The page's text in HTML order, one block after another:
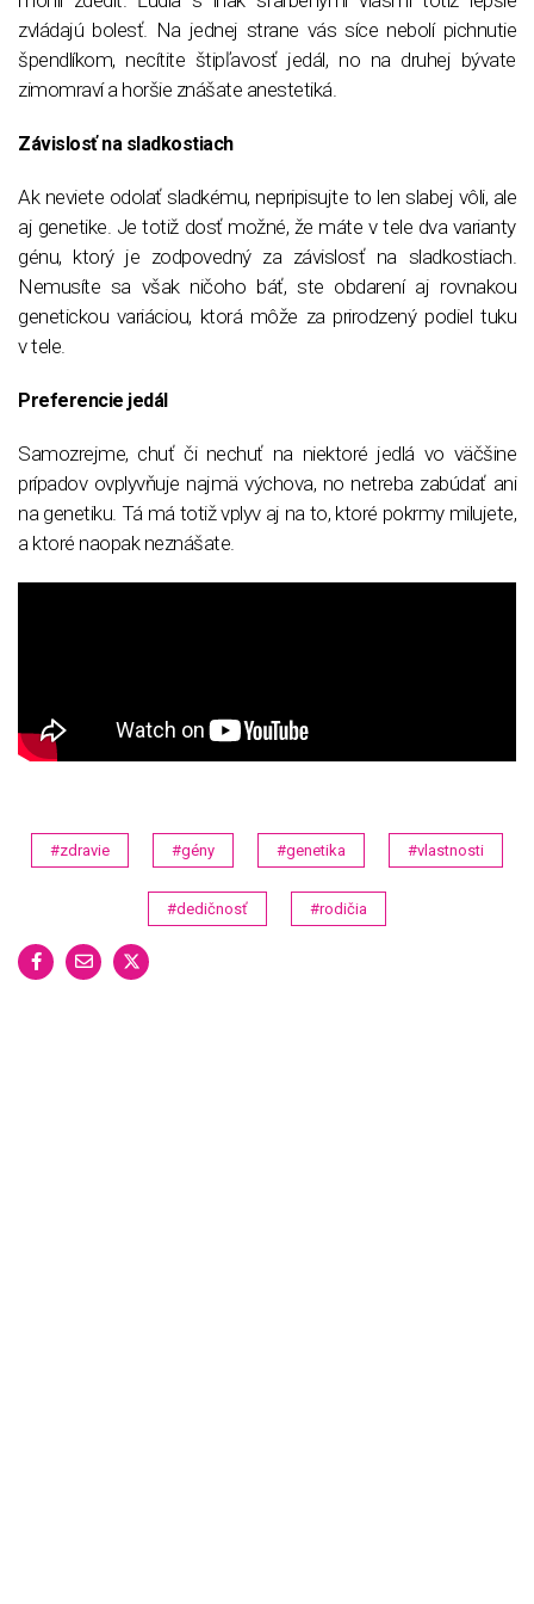
zvládajú bolesť. Na jednej strane vás síce nebolí pichnutie
špendlíkom, necítite štipľavosť jedál, no na druhej bývate
zimomraví a horšie znášate anestetiká.
Závislosť na sladkostiach
Ak neviete odolať sladkému, nepripisujte to len slabej vôli, ale
aj genetike. Je totiž dosť možné, že máte v tele dva varianty
génu, ktorý je zodpovedný za závislosť na sladkostiach.
Nemusíte sa však ničoho báť, ste obdarení aj rovnakou
genetickou variáciou, ktorá môže za prirodzený podiel tuku
v tele.
Preferencie jedál
Samozrejme, chuť či nechuť na niektoré jedlá vo väčšine
prípadov ovplyvňuje najmä výchova, no netreba zabúdať ani
na genetiku. Tá má totiž vplyv aj na to, ktoré pokrmy milujete,
a ktoré naopak neznášate.
#zdravie #gény #genetika #vlastnosti
#dedičnosť #rodičia